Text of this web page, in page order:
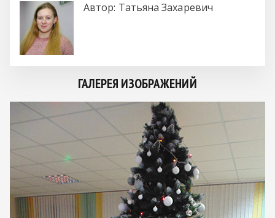
Автор: Татьяна Захаревич
ГАЛЕРЕЯ ИЗОБРАЖЕНИЙ